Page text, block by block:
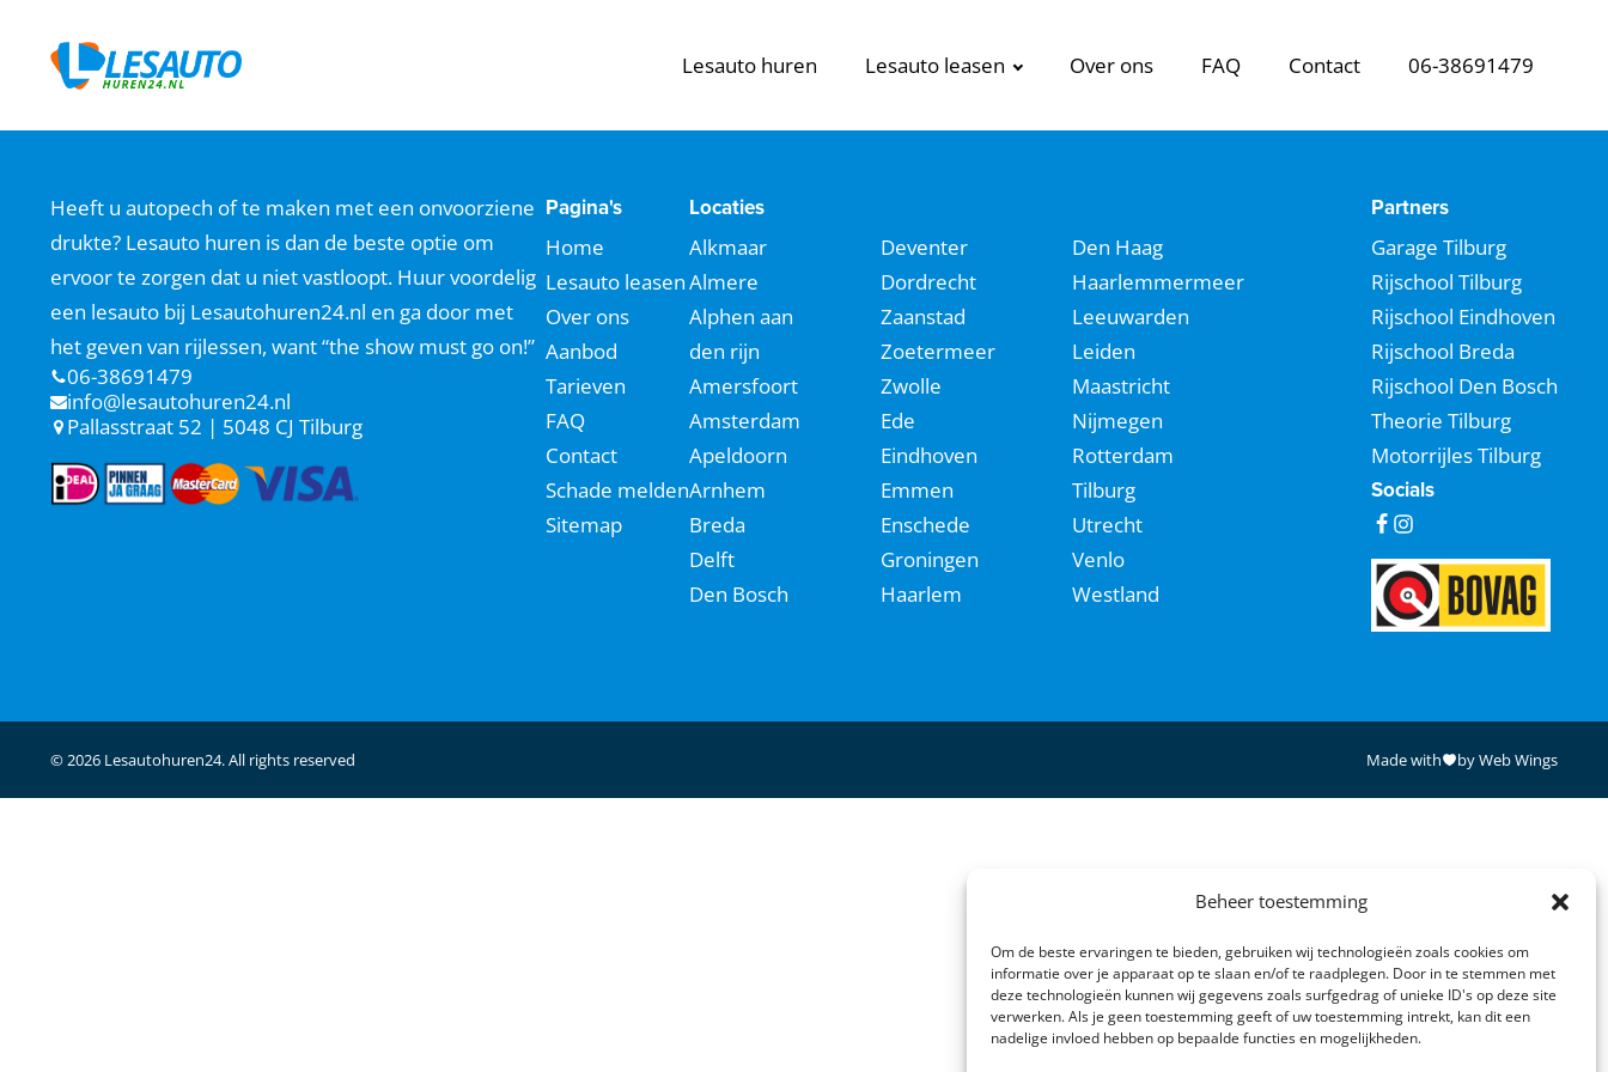
Beheer toestemming
Om de beste ervaringen te bieden, gebruiken wij technologieën zoals cookies om
informatie over je apparaat op te slaan en/of te raadplegen. Door in te stemmen met
deze technologieën kunnen wij gegevens zoals surfgedrag of unieke ID's op deze site
verwerken. Als je geen toestemming geeft of uw toestemming intrekt, kan dit een
nadelige invloed hebben op bepaalde functies en mogelijkheden.
Lesauto huren Lesauto leasen Over ons FAQ Contact 06-38691479
Heeft u autopech of te maken met een onvoorziene
drukte? Lesauto huren is dan de beste optie om
ervoor te zorgen dat u niet vastloopt. Huur voordelig
een lesauto bij Lesautohuren24.nl en ga door met
het geven van rijlessen, want “the show must go on!”
06-38691479
info@lesautohuren24.nl
Pallasstraat 52 | 5048 CJ Tilburg
Pagina's
Home
Lesauto leasen
Over ons
Aanbod
Tarieven
FAQ
Contact
Schade melden
Sitemap
Locaties
Alkmaar
Almere
Alphen aan
den rijn
Amersfoort
Amsterdam
Apeldoorn
Arnhem
Breda
Delft
Den Bosch
Deventer
Dordrecht
Zaanstad
Zoetermeer
Zwolle
Ede
Eindhoven
Emmen
Enschede
Groningen
Haarlem
Den Haag
Haarlemmermeer
Leeuwarden
Leiden
Maastricht
Nijmegen
Rotterdam
Tilburg
Utrecht
Venlo
Westland
Partners
Garage Tilburg
Rijschool Tilburg
Rijschool Eindhoven
Rijschool Breda
Rijschool Den Bosch
Theorie Tilburg
Motorrijles Tilburg
Socials
© 2026 Lesautohuren24. All rights reserved Made with by Web Wings